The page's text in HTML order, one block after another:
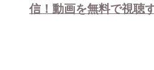
信！動画を無料で視聴